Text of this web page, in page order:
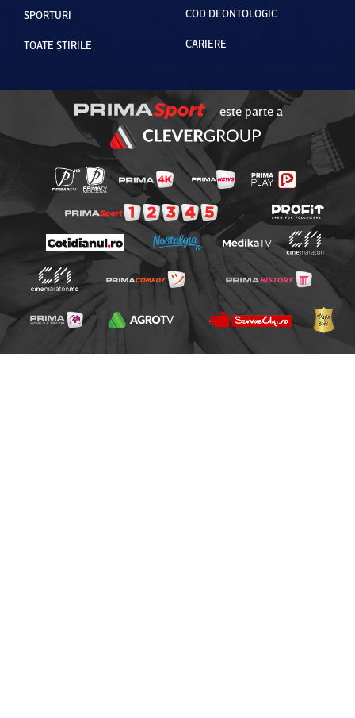
SPORTURI
TOATE ȘTIRILE
COD DEONTOLOGIC
CARIERE
este parte a